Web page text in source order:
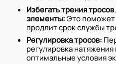
Избегать трения
элементы:Это поможет
продлит срок службы
Регулировка тросов:
регулировка
оптимальные условия